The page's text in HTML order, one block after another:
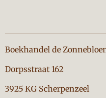
Boekhandel de
Dorpsstraat 162
3925 KG Scherpenzeel